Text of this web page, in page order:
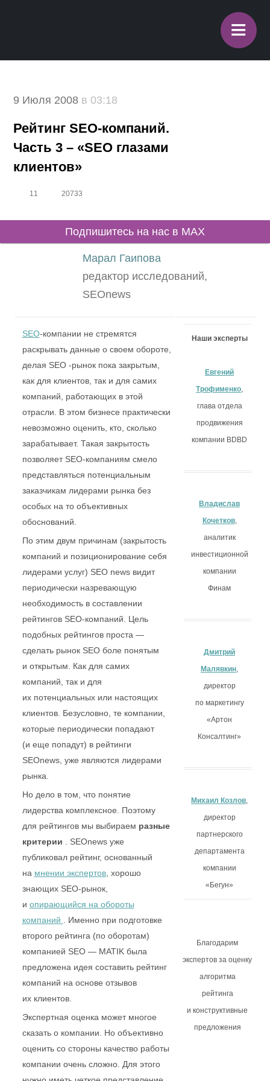
≡
9 Июля 2008 в 03:18
Рейтинг SEO-компаний.
Часть 3 – «SEO глазами
клиентов»
11 20733
Подпишитесь на нас в MAX
Марал Гаипова
редактор исследований,
SEOnews
SEO-компании не стремятся
раскрывать данные о своем
обороте, делая SEO -рынок пока
закрытым, как для клиентов, так
и для самих компаний,
работающих в этой отрасли.
В этом бизнесе практически
невозможно оценить, кто, сколько
зарабатывает. Такая закрытость
позволяет SEO-компаниям смело
представляться потенциальным
заказчикам лидерами рынка без
особых на то объективных
обоснований.
По этим двум причинам
(закрытость компаний
и позиционирование себя
лидерами услуг) SEO news видит
периодически назревающую
необходимость в составлении
рейтингов SEO-компаний. Цель
подобных рейтингов проста —
сделать рынок SEO боле понятым
и открытым. Как для самих
компаний, так и для
их потенциальных или
настоящих клиентов. Безусловно,
те компании, которые
периодически попадают (и еще
попадут) в рейтинги SEOnews,
уже являются лидерами рынка.
Но дело в том, что понятие
лидерства комплексное. Поэтому
для рейтингов мы выбираем
разные критерии. SEOnews уже
публиковал рейтинг, основанный
намнении экспертов, хорошо
знающих SEO-рынок,
иопирающийся на обороты
компаний . Именно при
подготовке второго рейтинга
(по оборотам) компанией SEO —
MATIK была предложена идея
составить рейтинг компаний
на основе отзывов их клиентов.
Экспертная оценка может многое
сказать о компании.
Наши эксперты
Евгений
Трофименко,
глава отдела
продвижения
компании BDBD
Владислав
Кочетков,
аналитик
инвестиционной
компании
Финам
Дмитрий
Малявкин,
директор
по маркетингу
«Артон
Консалтинг»
Михаил Козлов,
директор
партнерского
департамента
компании
«Бегун»
Благодарим
экспертов за оценку
алгоритма
рейтинга
и конструктивные
предложения